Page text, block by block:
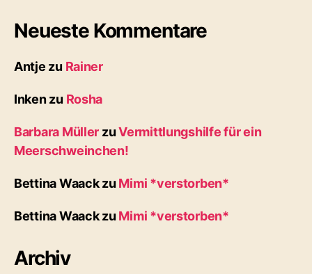
Neueste Kommentare
Antje zu Rainer
Inkenzu Rosha
Barbara Müller zuVermittlungshilfe für ein
Meerschweinchen!
Bettina Waackzu Mimi *verstorben*
Bettina Waackzu Mimi *verstorben*
Archiv